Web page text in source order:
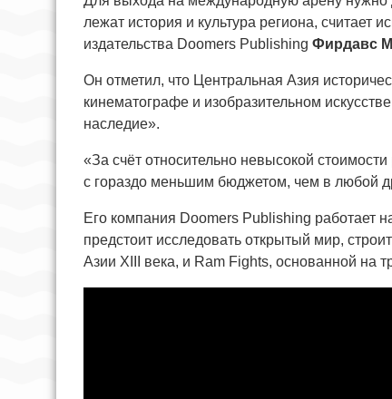
лежат история и культура региона, считает
издательства Doomers Publishing Фирдавс
Он отметил, что Центральная Азия
кинематографе и изобразительном
наследие».
«За счёт относительно невысокой
с гораздо меньшим бюджетом, чем в любой
Его компания Doomers Publishing работает
предстоит исследовать открытый мир,
Азии XIII века, и Ram Fights, основанной на